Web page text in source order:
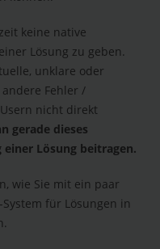
keine native
Lösung zu geben.
unklare oder
Fehler /
nicht direkt
gerade dieses
Lösung beitragen.
wie Sie mit ein paar
für Lösungen in